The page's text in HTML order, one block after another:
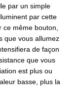
par un simple
par cette
même bouton,
que vous allumez
de façon
que vous
est plus ou
basse, plus la